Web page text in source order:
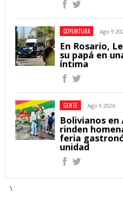
COYUNTURA Ago 9
En Rosario,
su papá en
íntima
GENTE Ago 9 2026
Bolivianos
rinden
feria
unidad
\